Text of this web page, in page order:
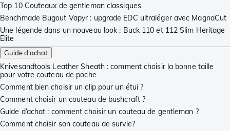
Top 10 Couteaux de gentleman classiques
Benchmade Bugout Vapyr : upgrade EDC ultraléger avec MagnaCut
Une légende dans un nouveau look : Buck 110 et 112 Slim Heritage
Elite
Guide d'achat
Knivesandtools Leather Sheath : comment choisir la bonne taille
pour votre couteau de poche
Comment bien choisir un clip pour un étui ?
Comment choisir un couteau de bushcraft ?
Guide d’achat : comment choisir un couteau de gentleman ?
Comment choisir son couteau de survie?